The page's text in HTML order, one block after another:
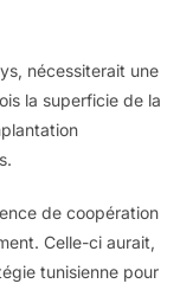
nécessiterait une
la superficie de la
de coopération
Celle-ci aurait,
tunisienne pour